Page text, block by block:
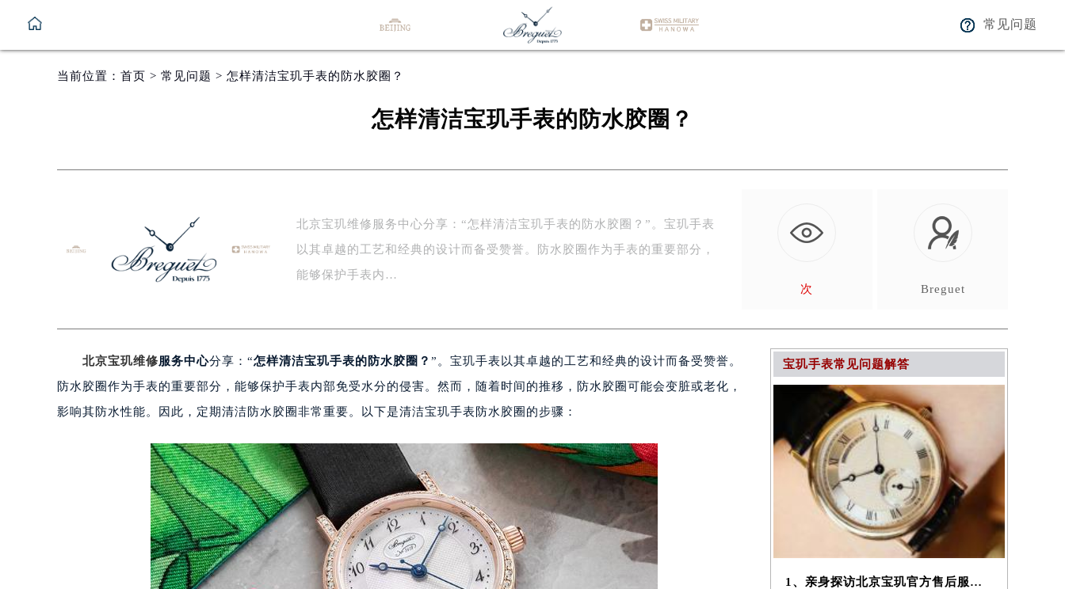
常见问题
当前位置： 首页 > 常见问题 > 怎样清洁宝玑手表的防水胶圈？
怎样清洁宝玑手表的防水胶圈？
北京宝玑维修服务中心分享：“怎样清洁宝玑手表的防水胶圈？”。宝玑手表
以其卓越的工艺和经典的设计而备受赞誉。防水胶圈作为手表的重要部分，
能够保护手表内…
次
Breguet
北京宝玑维修服务中心分享：“怎样清洁宝玑手表的防水胶圈？ ”。宝玑手表以其卓越的工艺和经典的设计而备受赞誉。
防水胶圈作为手表的重要部分，能够保护手表内部免受水分的侵害。然而，随着时间的推移，防水胶圈可能会变脏或老化，
影响其防水性能。因此，定期清洁防水胶圈非常重要。以下是清洁宝玑手表防水胶圈的步骤：
宝玑手表常见问题解答
1、亲身探访北京宝玑官方售后服务中心｜网点地址及服务热线（2026年7月